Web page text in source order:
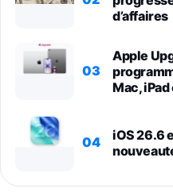
d’affaires
03
Apple
Mac,
04
iOS 26.6